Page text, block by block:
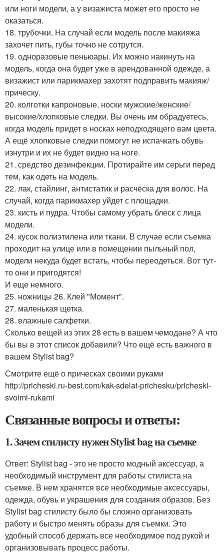
или ноги модели, а у визажиста может его просто не
оказаться.
18. трубочки. На случай если модель после макияжа
захочет пить, губы точно не сотрутся.
19. одноразовые пеньюары. Их можно накинуть на
модель, когда она будет уже в арендованной одежде, а
визажист или парикмахер захотят подправить макияж/
прическу.
20. колготки капроновые, носки мужские/женские/
высокие/хлопковые следки. Вы очень им обрадуетесь,
когда модель придет в носках неподходящего вам цвета.
А ещё хлопковые следки помогут не испачкать обувь
изнутри и их не будет видно на ноге.
21. средство дезинфекции. Протирайте им серьги перед
тем, как одеть на модель.
22. лак, стайлинг, антистатик и расчёска для волос. На
случай, когда парикмахер уйдет с площадки.
23. кисть и пудра. Чтобы самому убрать блеск с лица
модели.
24. кусок полиэтилена или ткани. В случае если съемка
проходит на улице или в помещении пыльный пол,
модели некуда будет встать, чтобы переодеться. Вот тут-
то они и пригодятся!
И еще немного.
25. ножницы 26. Клей "Момент".
27. маленькая щетка.
28. влажные салфетки.
Сколько вещей из этих 28 есть в вашем чемодане? А что
бы вы в этот список добавили? Что ещё есть важного в
вашем Stylist bag?
Смотрите ещё о прическах своими руками
http://pricheski.ru-best.com/kak-sdelat-prichesku/pricheski-
svoimi-rukami
Связанные вопросы и ответы:
1. Зачем стилисту нужен Stylist bag на съемке
Ответ: Stylist bag - это не просто модный аксессуар, а
необходимый инструмент для работы стилиста на
съемке. В нем хранятся все необходимые аксессуары,
одежда, обувь и украшения для создания образов. Без
Stylist bag стилисту было бы сложно организовать
работу и быстро менять образы для съемки. Это
удобный способ держать все необходимое под рукой и
организовывать процесс работы.